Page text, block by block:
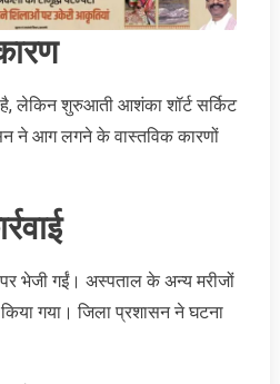
लेकिन शुरुआती आशंका शॉर्ट सर्किट
ने आग लगने के वास्तविक कारणों
भेजी गईं। अस्पताल के अन्य मरीजों
गया। जिला प्रशासन ने घटना